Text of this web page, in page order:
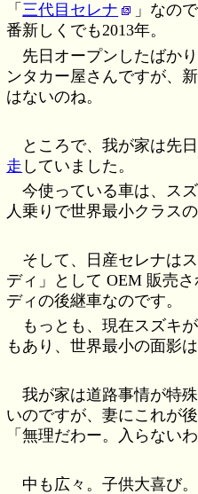
「三代目セレナ
」なの
番新しくでも2013年。
先日オープンしたばか
ンタカー屋さんですが、
はないのね。
ところで、我が家は先
走 していました。
今使っている車は、ス
人乗りで世界最小クラスの
そして、日産セレナは
ディ」として OEM 販売
ディの後継車なのです。
もっとも、現在スズキ
もあり、世界最小の面影
我が家は道路事情が特
いのですが、妻にこれが
「無理だわー。入らないわ
中も広々。子供大喜び。